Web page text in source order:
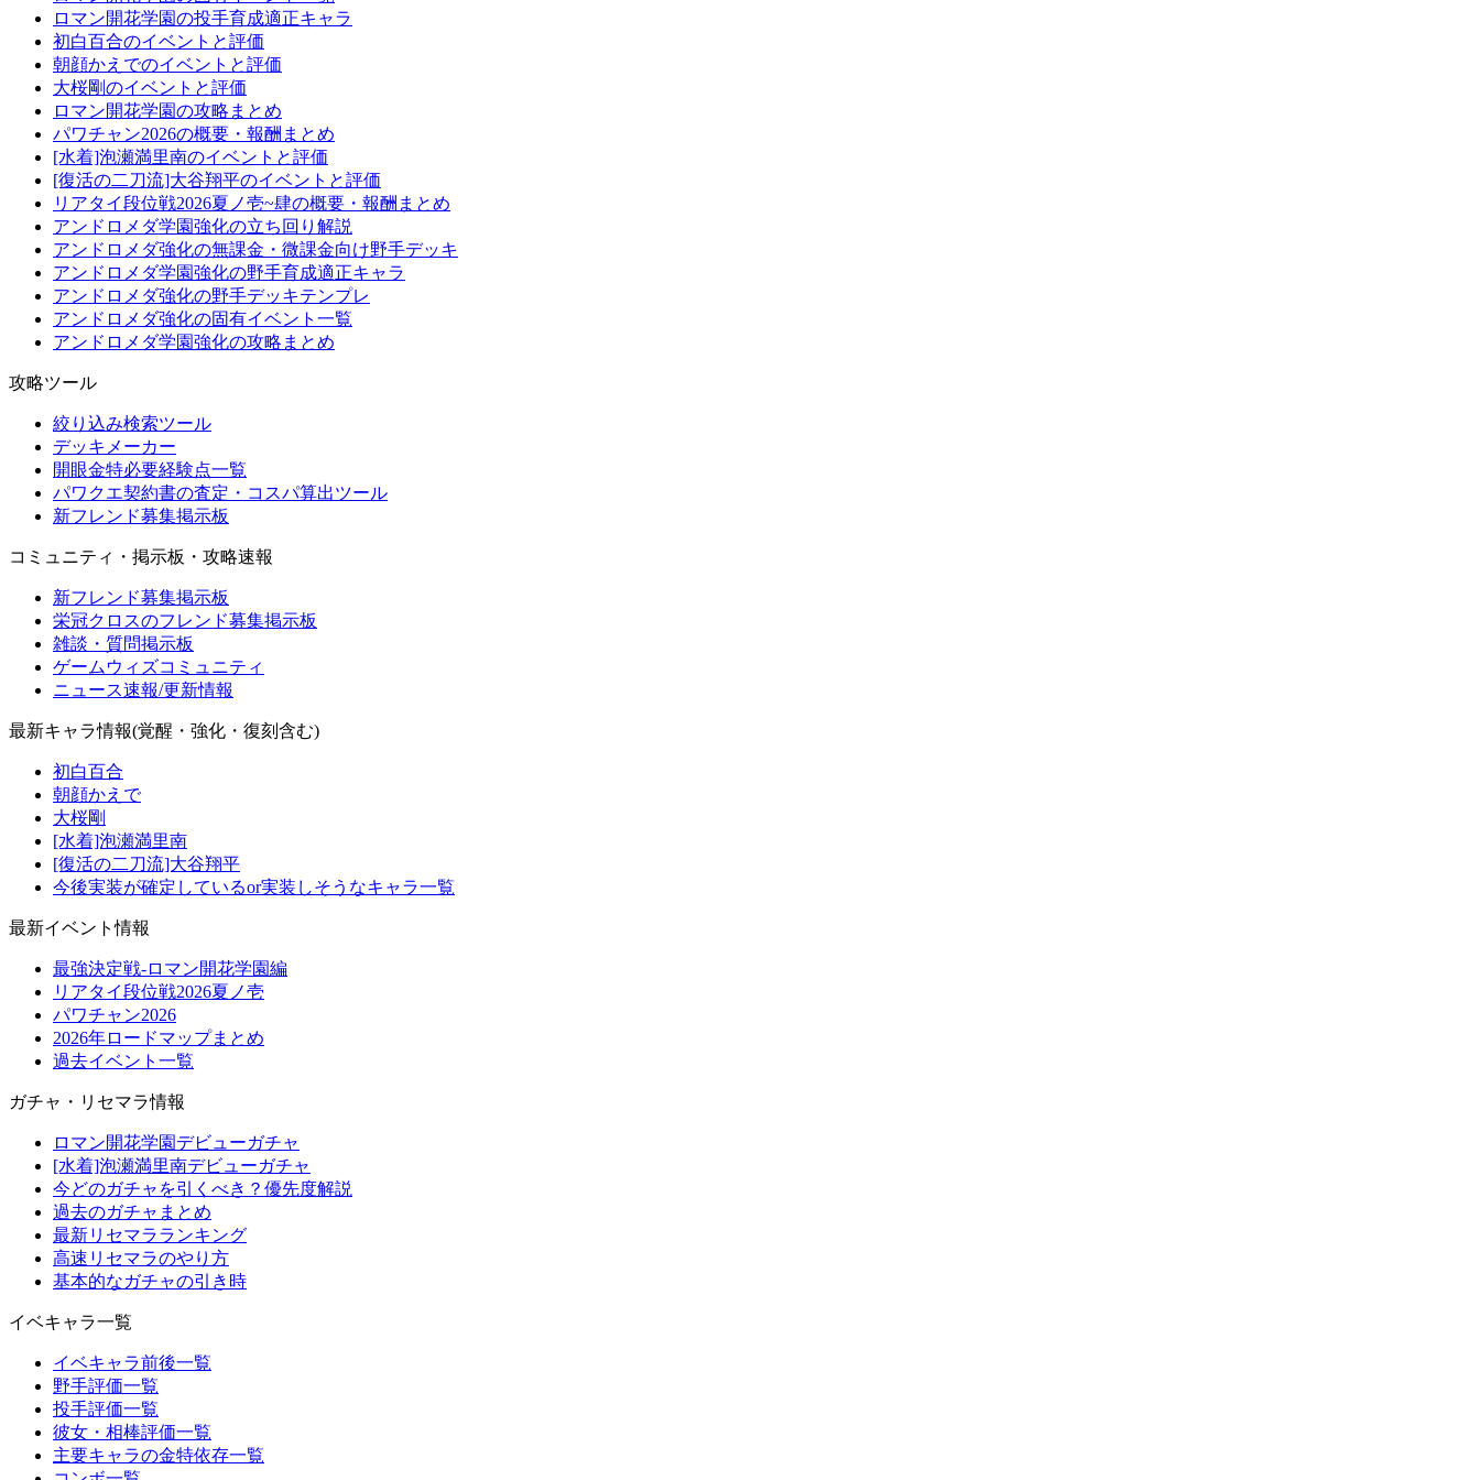
ロマン開花学園の投手育成適正キャラ
初白百合のイベントと評価
朝顔かえでのイベントと評価
大桜剛のイベントと評価
ロマン開花学園の攻略まとめ
パワチャン2026の概要・報酬まとめ
[水着]泡瀬満里南のイベントと評価
[復活の二刀流]大谷翔平のイベントと評価
リアタイ段位戦2026夏ノ壱~肆の概要・報酬まとめ
アンドロメダ学園強化の立ち回り解説
アンドロメダ強化の無課金・微課金向け野手デッキ
アンドロメダ学園強化の野手育成適正キャラ
アンドロメダ強化の野手デッキテンプレ
アンドロメダ強化の固有イベント一覧
アンドロメダ学園強化の攻略まとめ
攻略ツール
絞り込み検索ツール
デッキメーカー
開眼金特必要経験点一覧
パワクエ契約書の査定・コスパ算出ツール
新フレンド募集掲示板
コミュニティ・掲示板・攻略速報
新フレンド募集掲示板
栄冠クロスのフレンド募集掲示板
雑談・質問掲示板
ゲームウィズコミュニティ
ニュース速報/更新情報
最新キャラ情報(覚醒・強化・復刻含む)
初白百合
朝顔かえで
大桜剛
[水着]泡瀬満里南
[復活の二刀流]大谷翔平
今後実装が確定しているor実装しそうなキャラ一覧
最新イベント情報
最強決定戦-ロマン開花学園編
リアタイ段位戦2026夏ノ壱
パワチャン2026
2026年ロードマップまとめ
過去イベント一覧
ガチャ・リセマラ情報
ロマン開花学園デビューガチャ
[水着]泡瀬満里南デビューガチャ
今どのガチャを引くべき？優先度解説
過去のガチャまとめ
最新リセマラランキング
高速リセマラのやり方
基本的なガチャの引き時
イベキャラ一覧
イベキャラ前後一覧
野手評価一覧
投手評価一覧
彼女・相棒評価一覧
主要キャラの金特依存一覧